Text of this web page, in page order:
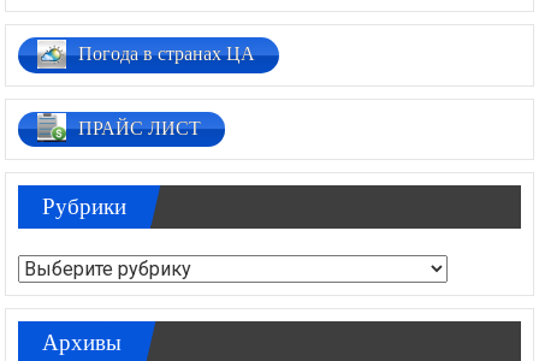
Погода в странах ЦА
ПРАЙС ЛИСТ
Рубрики
Рубрики
Архивы